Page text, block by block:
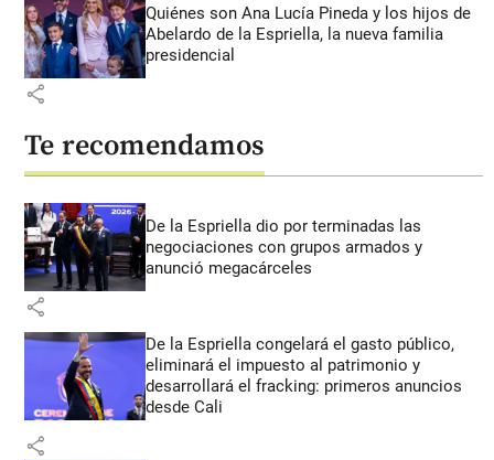
Quiénes son Ana Lucía Pineda y los hijos de
Abelardo de la Espriella, la nueva familia
presidencial
share
Te recomendamos
De la Espriella dio por terminadas las
negociaciones con grupos armados y
anunció megacárceles
share
De la Espriella congelará el gasto público,
eliminará el impuesto al patrimonio y
desarrollará el fracking: primeros anuncios
desde Cali
share